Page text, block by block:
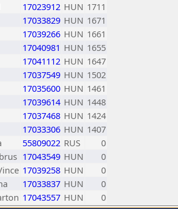
17023912 HUN 1711
17033829 HUN 1671
17039266 HUN 1661
17040981 HUN 1655
17041112 HUN 1647
17037549 HUN 1502
17035600 HUN 1461
17039614 HUN 1448
17037468 HUN 1424
17033306 HUN 1407
55809022 RUS
0
17043549 HUN
0
17039258 HUN
0
17033837 HUN
0
17043557 HUN 0